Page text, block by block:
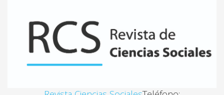
EL TRABAJO INFANTIL MIGRANTE EN LOS
Jesús Antonio Madera Pacheco, Jorge Luis Marín